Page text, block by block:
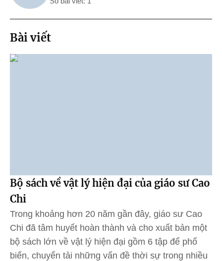
Bài viết
Bộ sách về vật lý hiện đại của giáo sư Cao
Chi
Trong khoảng hơn 20 năm gần đây, giáo sư Cao
Chi đã tâm huyết hoàn thành và cho xuất bản một
bộ sách lớn về vật lý hiện đại gồm 6 tập để phổ
biến, chuyển tải những vấn đề thời sự trong nhiều